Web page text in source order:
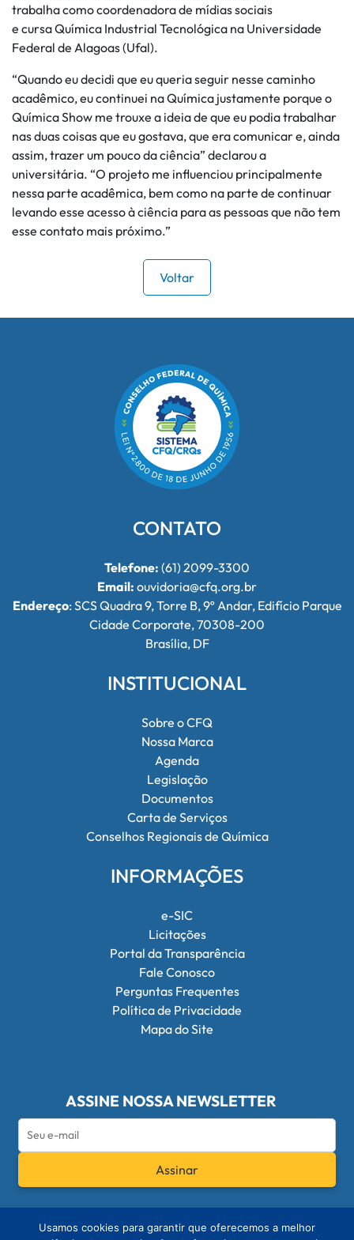
trabalha como coordenadora de mídias sociais
e cursa Química Industrial Tecnológica na Universidade
Federal de Alagoas (Ufal).
“Quando eu decidi que eu queria seguir nesse caminho
acadêmico, eu continuei na Química justamente porque o
Química Show me trouxe a ideia de que eu podia trabalhar
nas duas coisas que eu gostava, que era comunicar e, ainda
assim, trazer um pouco da ciência” declarou a
universitária. “O projeto me influenciou principalmente
nessa parte acadêmica, bem como na parte de continuar
levando esse acesso à ciência para as pessoas que não tem
esse contato mais próximo.”
Voltar
CONTATO
Telefone: (61) 2099-3300
Email: ouvidoria@cfq.org.br
Endereço: SCS Quadra 9, Torre B, 9º Andar, Edifício Parque
Cidade Corporate, 70308-200
Brasília, DF
INSTITUCIONAL
Sobre o CFQ
Nossa Marca
Agenda
Legislação
Documentos
Carta de Serviços
Conselhos Regionais de Química
INFORMAÇÕES
e-SIC
Licitações
Portal da Transparência
Fale Conosco
Perguntas Frequentes
Política de Privacidade
Mapa do Site
ASSINE NOSSA NEWSLETTER
Assinar
Redes Sociais do Conselho Federal de
Usamos cookies para garantir que oferecemos a melhor